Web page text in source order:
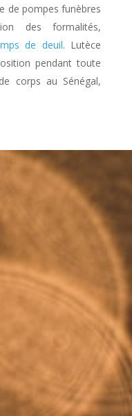
de pompes funèbres
des formalités,
de deuil. Lutèce
pendant toute
corps au Sénégal,